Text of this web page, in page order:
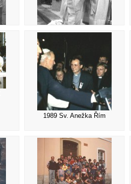
19890624 Kněžské svěcení HK
1989 Sv. Anežka Řím